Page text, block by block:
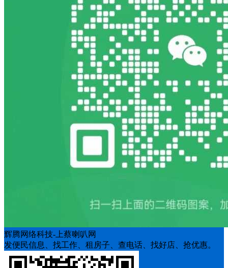
辉腾网络科技-上蔡喇叭网
发便民信息、找工作、租房子、查电话、找好店、抢优惠。